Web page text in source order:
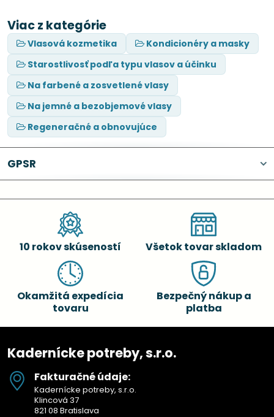
Viac z kategórie
Vlasová kozmetika
Kondicionéry a masky
Starostlivosť podľa typu vlasov a účinku
Na farbené a zosvetlené vlasy
Na jemné a bezobjemové vlasy
Regeneračné a obnovujúce
GPSR
10 rokov skúseností Všetok tovar skladom
Okamžitá expedícia
tovaru
Bezpečný nákup a
platba
Kadernícke potreby, s.r.o.
Fakturačné údaje:
Kadernícke potreby, s.r.o.
Klincová 37
821 08 Bratislava